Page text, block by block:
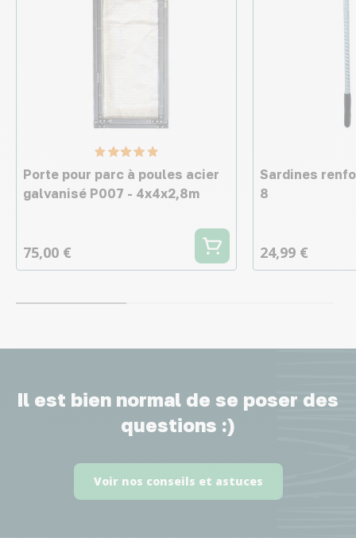
Porte pour parc à poules acier
galvanisé P007 - 4x4x2,8m
75,00 €
Sardines
8
24,99 €
Il est bien normal de se poser des
questions :)
Voir nos conseils et astuces